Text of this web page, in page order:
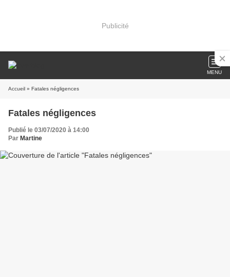
Publicité
MENU
Accueil » Fatales négligences
Fatales négligences
Publié le 03/07/2020 à 14:00
Par Martine